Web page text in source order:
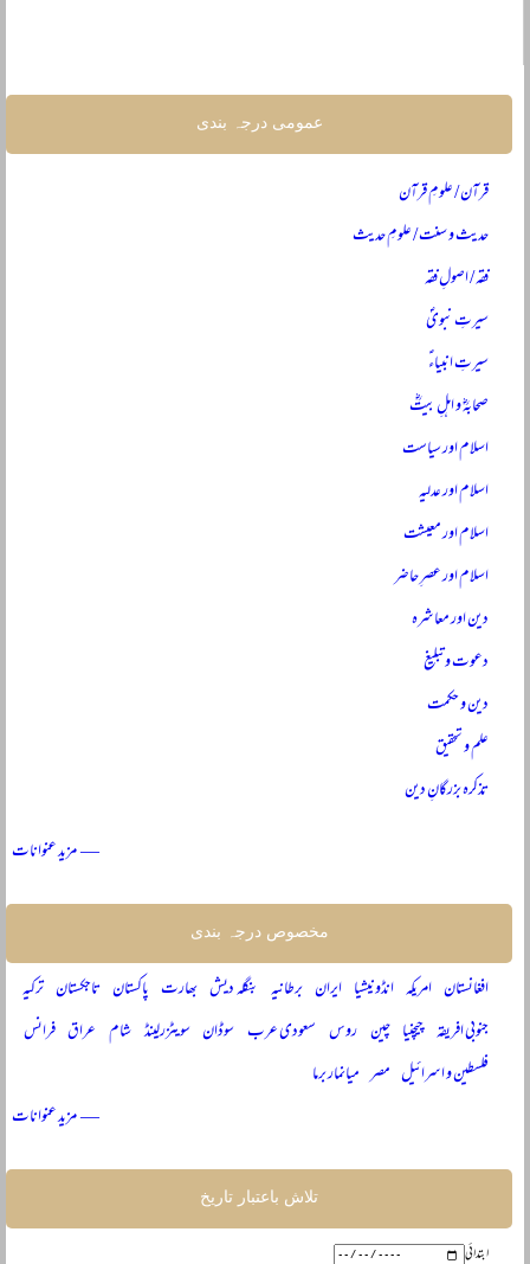
عمومی درجہ بندی
قرآن / علومِ قرآن
حدیث و سنت / علومِ حدیث
فقہ / اصولِ فقہ
سیرتِ نبویؐ
سیرتِ انبیاءؑ
صحابہؓ و اہلِ بیتؓ
اسلام اور سیاست
اسلام اور عدلیہ
اسلام اور معیشت
اسلام اور عصرِ حاضر
دین اور معاشرہ
دعوت و تبلیغ
دین و حکمت
علم و تحقیق
تذکرہ بزرگانِ دین
— مزید عنوانات
مخصوص درجہ بندی
افغانستان امریکہ انڈونیشیا ایران برطانیہ بنگلہ دیش بھارت پاکستان تاجکستان ترکیہ
جنوبی افریقہ چیچنیا چین روس سعودی عرب سوڈان سویٹزرلینڈ شام عراق فرانس
فلسطین و اسرائیل مصر میانمار برما
— مزید عنوانات
تلاش باعتبار تاریخ
ابتدائی